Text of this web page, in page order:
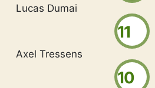
Lucas Dumai
11
Axel Tressens
10